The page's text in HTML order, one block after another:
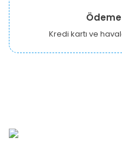
Kredi kartı ve